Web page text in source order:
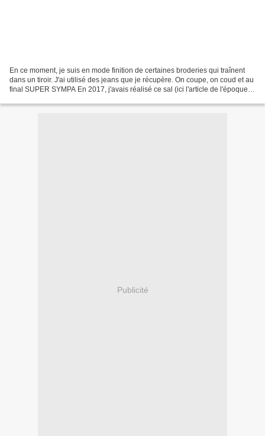
En ce moment, je suis en mode finition de certaines broderies qui traînent
dans un tiroir. J'ai utilisé des jeans que je récupère. On coupe, on coud et au
final SUPER SYMPA En 2017, j'avais réalisé ce sal (ici l'article de l'époque)
Publicité